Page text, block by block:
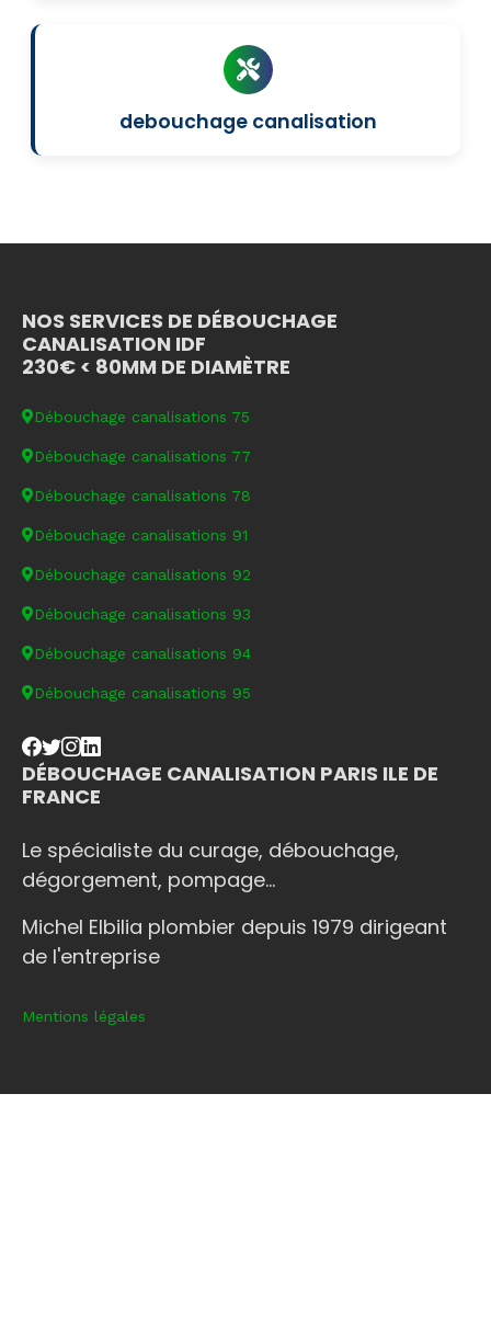
debouchage canalisation
NOS SERVICES DE DÉBOUCHAGE
CANALISATION IDF
230€ < 80MM DE DIAMÈTRE
Débouchage canalisations 75
Débouchage canalisations 77
Débouchage canalisations 78
Débouchage canalisations 91
Débouchage canalisations 92
Débouchage canalisations 93
Débouchage canalisations 94
Débouchage canalisations 95
DÉBOUCHAGE CANALISATION PARIS ILE DE
FRANCE
Le spécialiste du curage, débouchage,
dégorgement, pompage...
Michel Elbilia plombier depuis 1979 dirigeant
de l'entreprise
Mentions légales